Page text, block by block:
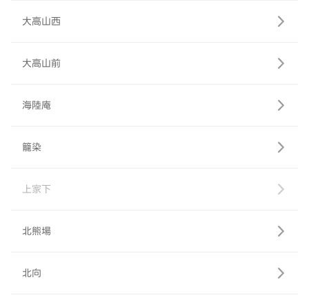
大高山西
大高山前
海陸庵
籠染
上家下
北熊場
北向